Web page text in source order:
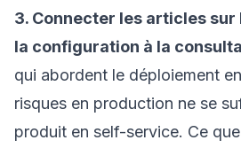
3. Connecter les articles
la configuration à la
qui abordent le déploiement
risques en production ne se
produit en self-service. Ce